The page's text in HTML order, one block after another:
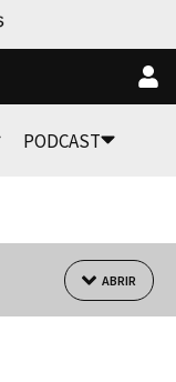
PODCAST
ABRIR